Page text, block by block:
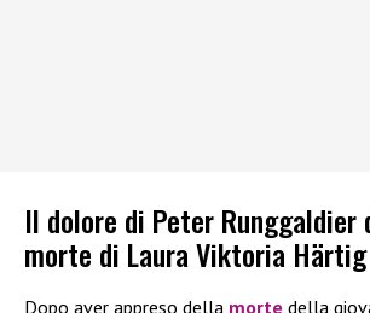
Il dolore di Peter Runggaldier
morte di Laura Viktoria Härtig
Dopo aver appreso della morte della